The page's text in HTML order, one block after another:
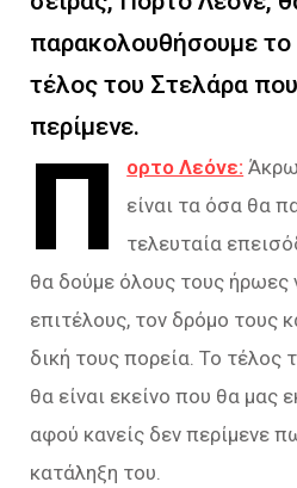
παρακολουθήσουμε το
τέλος του Στελάρα
περίμενε.
Π ορτο Λεόνε:
είναι τα όσα θα
τελευταία
θα δούμε όλους τους ήρωες
επιτέλους, τον δρόμο τους
δική τους πορεία. Το τέλος
θα είναι εκείνο που θα μας
αφού κανείς δεν περίμενε
κατάληξη του.